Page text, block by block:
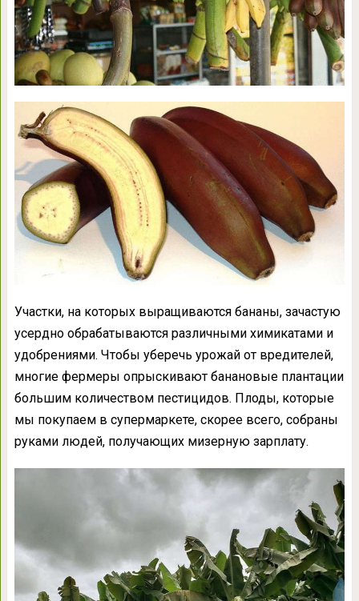
Участки, на которых выращиваются бананы, зачастую
усердно обрабатываются различными химикатами и
удобрениями. Чтобы уберечь урожай от вредителей,
многие фермеры опрыскивают банановые плантации
большим количеством пестицидов. Плоды, которые
мы покупаем в супермаркете, скорее всего, собраны
руками людей, получающих мизерную зарплату.